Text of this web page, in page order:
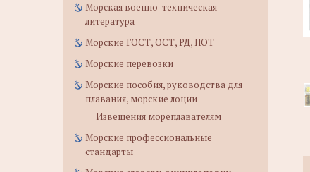
Морская военно-техническая
литература
Морские ГОСТ, ОСТ, РД, ПОТ
Морские перевозки
Морские пособия, руководства для
плавания, морские лоции
Извещения мореплавателям
Морские профессиональные
стандарты